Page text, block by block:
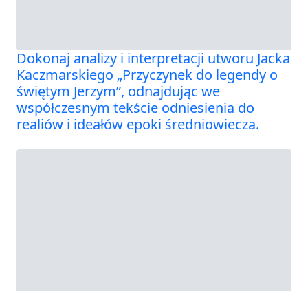
Dokonaj analizy i interpretacji utworu Jacka
Kaczmarskiego „Przyczynek do legendy o
świętym Jerzym”, odnajdując we
współczesnym tekście odniesienia do
realiów i ideałów epoki średniowiecza.